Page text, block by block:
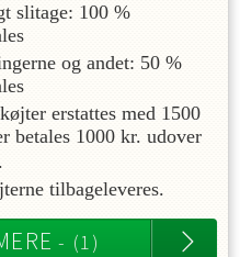
slitage: 100 %
og andet: 50 %
erstattes med 1500
betales 1000 kr. udover
tilbageleveres.
- (1)